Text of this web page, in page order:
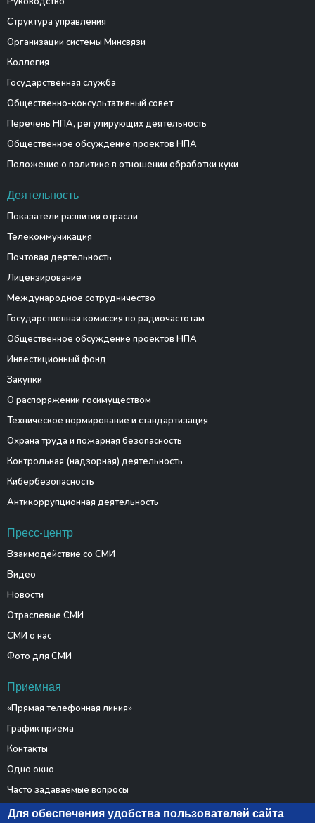
Структура управления
Организации системы Минсвязи
Коллегия
Государственная служба
Общественно-консультативный совет
Перечень НПА, регулирующих деятельность
Общественное обсуждение проектов НПА
Положение о политике в отношении обработки куки
Деятельность
Показатели развития отрасли
Телекоммуникация
Почтовая деятельность
Лицензирование
Международное сотрудничество
Государственная комиссия по радиочастотам
Общественное обсуждение проектов НПА
Инвестиционный фонд
Закупки
О распоряжении госимуществом
Техническое нормирование и стандартизация
Охрана труда и пожарная безопасность
Контрольная (надзорная) деятельность
Кибербезопасность
Антикоррупционная деятельность
Пресс-центр
Взаимодействие со СМИ
Видео
Новости
Отраслевые СМИ
СМИ о нас
Фото для СМИ
Приемная
«Прямая телефонная линия»
График приема
Контакты
Одно окно
Часто задаваемые вопросы
Электронные обращения
Для обеспечения удобства пользователей сайта